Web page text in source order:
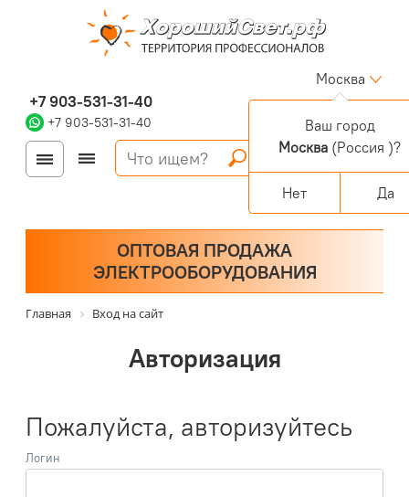
+7 903-531-31-40
+7 903-531-31-40
Москва
Войти
Регистрация
Корзина
0 позиций
Персональный раздел
ОПТОВАЯ ПРОДАЖА
ЭЛЕКТРООБОРУДОВАНИЯ
Главная Вход на сайт
Авторизация
Пожалуйста, авторизуйтесь
Логин
Ваш город
Москва (Россия )?
Нет Да